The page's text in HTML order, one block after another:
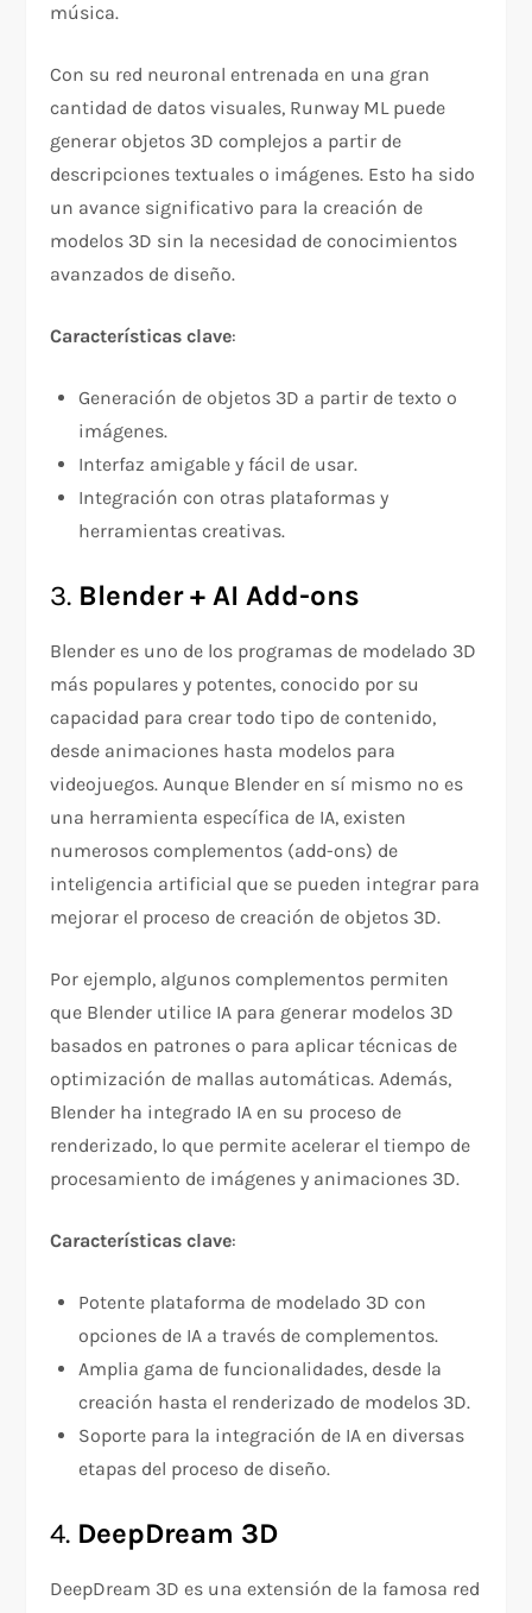
música.
Con su red neuronal entrenada en una gran
cantidad de datos visuales, Runway ML puede
generar objetos 3D complejos a partir de
descripciones textuales o imágenes. Esto ha sido
un avance significativo para la creación de
modelos 3D sin la necesidad de conocimientos
avanzados de diseño.
Características clave:
Generación de objetos 3D a partir de texto o
imágenes.
Interfaz amigable y fácil de usar.
Integración con otras plataformas y
herramientas creativas.
3. Blender + AI Add-ons
Blender es uno de los programas de modelado 3D
más populares y potentes, conocido por su
capacidad para crear todo tipo de contenido,
desde animaciones hasta modelos para
videojuegos. Aunque Blender en sí mismo no es
una herramienta específica de IA, existen
numerosos complementos (add-ons) de
inteligencia artificial que se pueden integrar para
mejorar el proceso de creación de objetos 3D.
Por ejemplo, algunos complementos permiten
que Blender utilice IA para generar modelos 3D
basados en patrones o para aplicar técnicas de
optimización de mallas automáticas. Además,
Blender ha integrado IA en su proceso de
renderizado, lo que permite acelerar el tiempo de
procesamiento de imágenes y animaciones 3D.
Características clave:
Potente plataforma de modelado 3D con
opciones de IA a través de complementos.
Amplia gama de funcionalidades, desde la
creación hasta el renderizado de modelos 3D.
Soporte para la integración de IA en diversas
etapas del proceso de diseño.
4. DeepDream 3D
DeepDream 3D es una extensión de la famosa red